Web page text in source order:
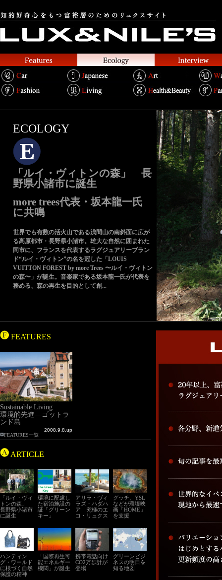
ECOLOGY
「ルイ・ヴィトンの森」 長
野県小諸市に誕生
more trees代表・坂本龍一氏
に共鳴
世界でも有数の活火山である浅間山の南斜面に広が
る高原都市・長野県小諸市。雄大な自然に囲まれた
同市に、フランスを代表するラグジュアリーブラン
ド“ルイ・ヴィトン”の名を冠した「LOUIS
VUITTON FOREST by more Trees 〜ルイ・ヴィトン
の森〜」が誕生。音楽家である坂本龍一氏が代表を
務める、森の再生を目的として創...
FEATURES
Sustainable Living
環境的先進―ゴットラ
ンド島
2008.9.8.up
FEATURES一覧
ARTICLE
「ルイ・ヴィ
トンの森」
長野県小諸市
に誕生
環境に配慮し
た宿泊施設の
証「グリーン
キー」
アリラ・ヴィ
ラズ・ハダハ
ア 究極のエ
コ・リュクス
グッチ、YSL
などが環境映
画「HOME」
を支援
ハンティン
グ・ワールド
に根づく自然
保護の精神
「国際再生可
能エネルギー
機関」が誕生
携帯電話向け
CO2万歩計が
登場
グリーンビジ
ネスの明日を
知る地図